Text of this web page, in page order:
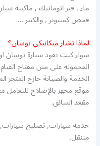
ماء , قير اتوماتيك , ماكينة
فحص كمبيوتر , والكثير ….
لماذا تختار ميكانيكي توسان؟
سواء كنت تقود سيارة توسان
الخدمة والصيانة خارج
موقع مجهز بالإصلاح للتعامل
مقعد السائق.
خدمة سيارات, تصليح
متنقل,